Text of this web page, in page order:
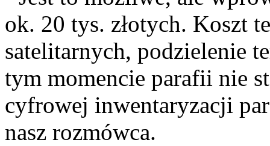
ok. 20 tys. złotych. Koszt
satelitarnych, podzielenie
tym momencie parafii nie
cyfrowej inwentaryzacji
nasz rozmówca.